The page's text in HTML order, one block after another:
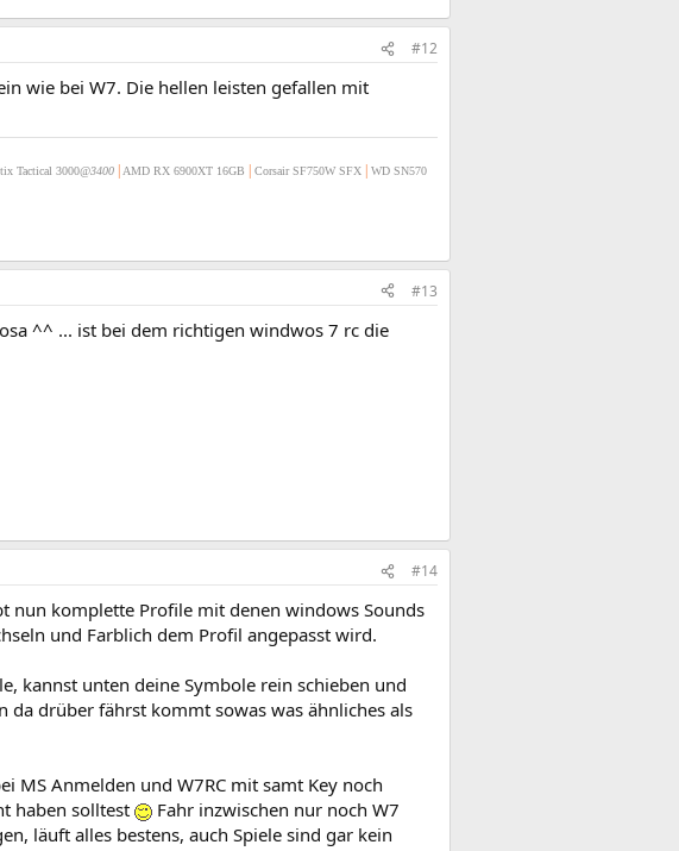
#12
wie bei W7. Die hellen leisten gefallen mit
Tactical 3000@3400 AMD RX 6900XT 16GB Corsair SF750W SFX
WD SN570
#13
^^ ... ist bei dem richtigen windwos 7 rc die
#14
nun komplette Profile mit denen windows Sounds
und Farblich dem Profil angepasst wird.
kannst unten deine Symbole rein schieben und
drüber fährst kommt sowas was ähnliches als
MS Anmelden und W7RC mit samt Key noch
haben solltest
Fahr inzwischen nur noch W7
läuft alles bestens, auch Spiele sind gar kein